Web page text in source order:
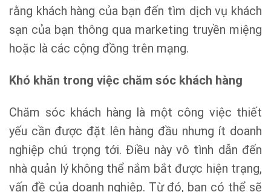
rằng khách hàng của bạn đến tìm dịch vụ khách
sạn của bạn thông qua marketing truyền miệng
hoặc là các cộng đồng trên mạng.
Khó khăn trong việc chăm sóc khách hàng
Chăm sóc khách hàng là một công việc thiết
yếu cần được đặt lên hàng đầu nhưng ít doanh
nghiệp chú trọng tới. Điều này vô tình dẫn đến
nhà quản lý không thể nắm bắt được hiện trạng,
vấn đề của doanh nghiệp. Từ đó, bạn có thể sẽ